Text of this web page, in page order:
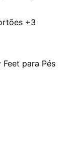
+3
para Pés